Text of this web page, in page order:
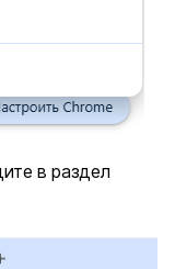
в раздел